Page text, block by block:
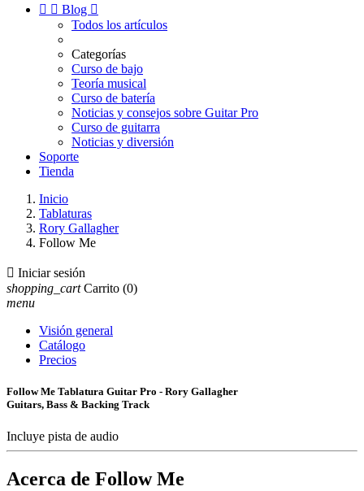
  Blog 
Todos los artículos
Categorías
Curso de bajo
Teoría musical
Curso de batería
Noticias y consejos sobre Guitar Pro
Curso de guitarra
Noticias y diversión
Soporte
Tienda
Inicio
Tablaturas
Rory Gallagher
Follow Me
 Iniciar sesión
shopping_cart Carrito (0)
menu
Visión general
Catálogo
Precios
Follow Me Tablatura Guitar Pro - Rory Gallagher
Guitars, Bass & Backing Track
Incluye pista de audio
Acerca de Follow Me